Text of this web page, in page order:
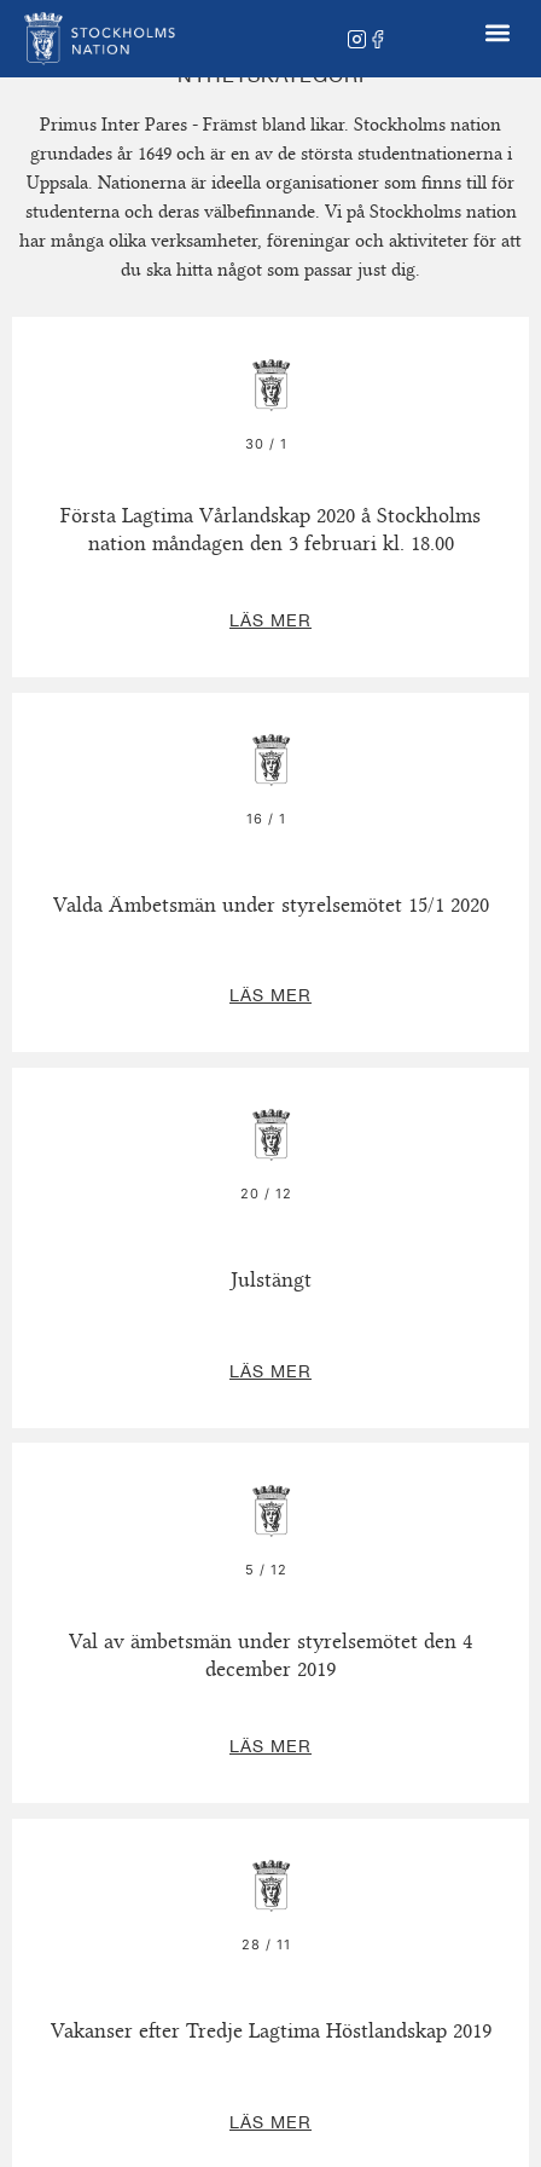
NYHETSKATEGORI
Primus Inter Pares - Främst bland likar. Stockholms nation
grundades år 1649 och är en av de största studentnationerna i
Uppsala. Nationerna är ideella organisationer som finns till för
studenterna och deras välbefinnande. Vi på Stockholms nation
har många olika verksamheter, föreningar och aktiviteter för att
du ska hitta något som passar just dig.
30 / 1
Första Lagtima Vårlandskap 2020 å Stockholms
nation måndagen den 3 februari kl. 18.00
LÄS MER
16 / 1
Valda Ämbetsmän under styrelsemötet 15/1 2020
LÄS MER
20 / 12
Julstängt
LÄS MER
5 / 12
Val av ämbetsmän under styrelsemötet den 4
december 2019
LÄS MER
28 / 11
Vakanser efter Tredje Lagtima Höstlandskap 2019
LÄS MER